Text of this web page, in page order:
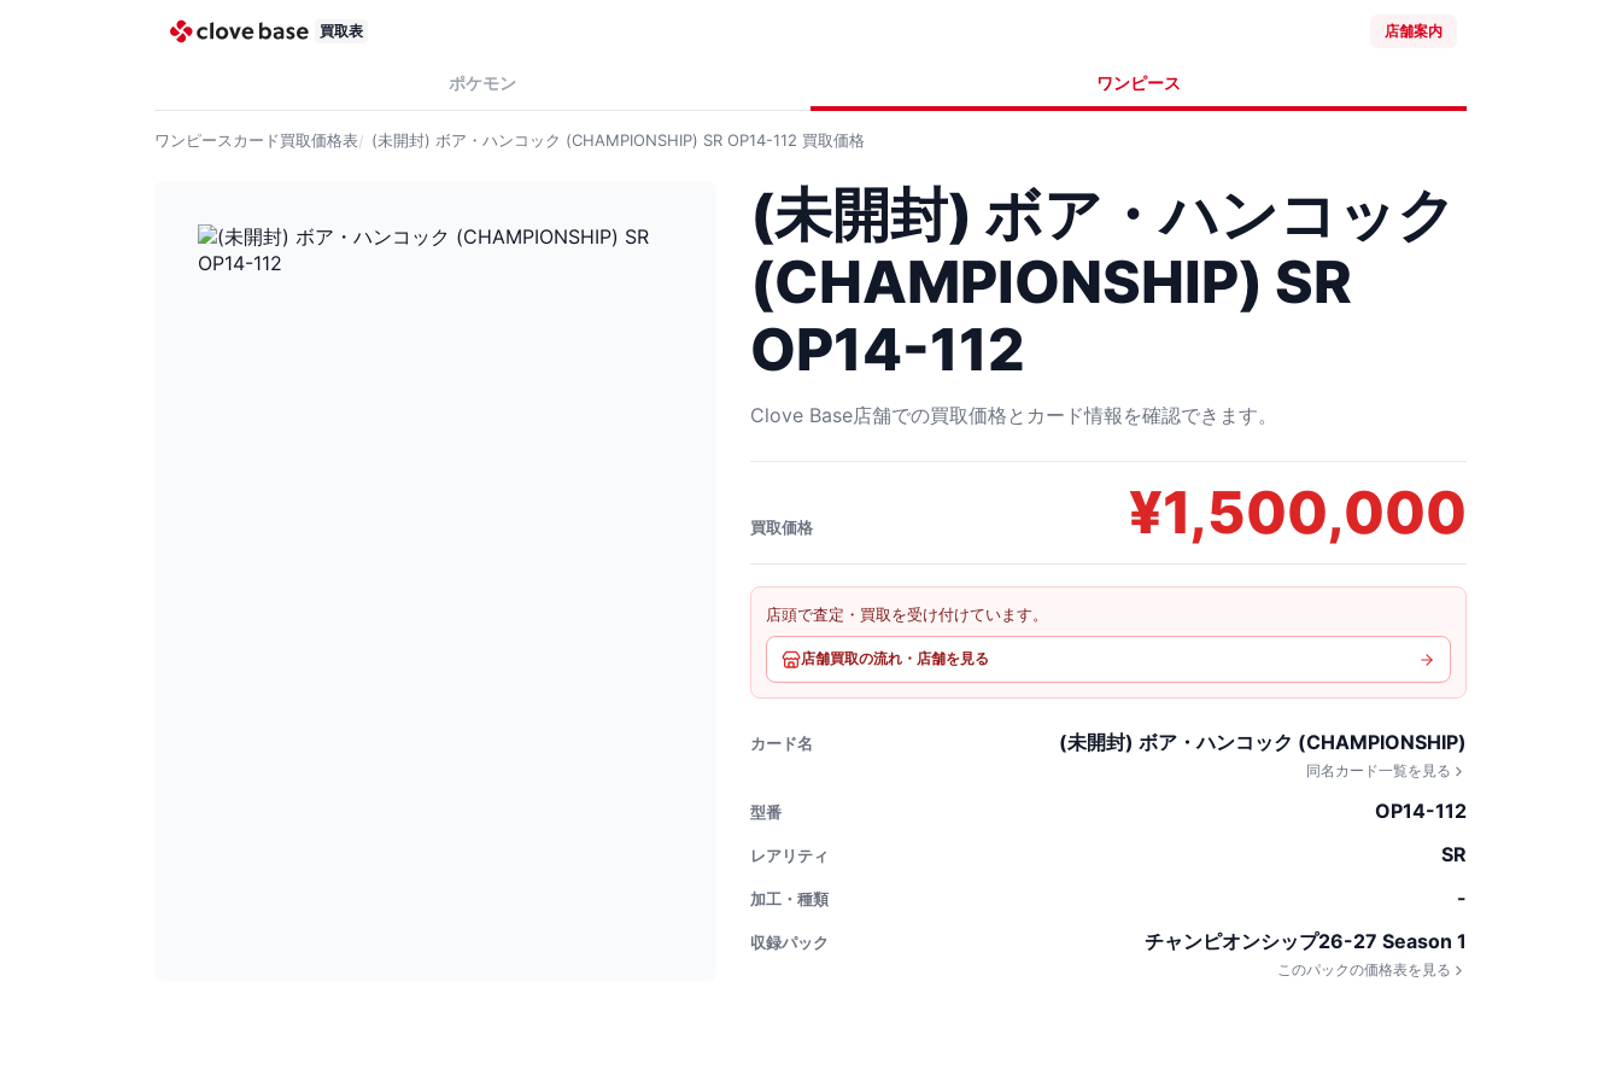
買取表 店舗案内
ポケモン ワンピース
ワンピースカード買取価格表 (未開封) ボア・ハンコック (CHAMPIONSHIP) SR OP14-112 買取価格
(未開封) ボア・ハンコック
(CHAMPIONSHIP) SR
OP14-112
Clove Base店舗での買取価格とカード情報を確認できます。
買取価格 ¥1,500,000
店頭で査定・買取を受け付けています。
店舗買取の流れ・店舗を見る
カード名 (未開封) ボア・ハンコック (CHAMPIONSHIP)
同名カード一覧を見る
型番 OP14-112
レアリティ SR
加工・種類 -
収録パック チャンピオンシップ26-27​ Season 1
このパックの価格表を見る